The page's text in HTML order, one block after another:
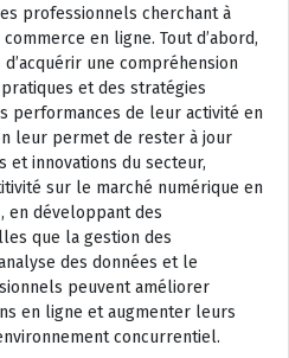
professionnels cherchant à
en ligne. Tout d’abord,
une compréhension
et des stratégies
performances de leur activité en
leur permet de rester à jour
et innovations du secteur,
sur le marché numérique en
en développant des
que la gestion des
des données et le
peuvent améliorer
en ligne et augmenter leurs
concurrentiel.